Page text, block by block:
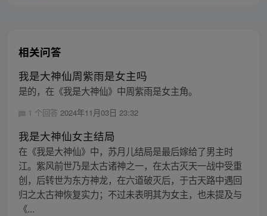
相关问答
我是大神仙周紫雨是女主吗
是的，在《我是大神仙》中周紫雨是女主角。
1 个回答 2024年11月03日 23:32
我是大神仙女主结局
在《我是大神仙》中，苏月儿结局是最后嫁给了男主时
江。紫风前世乃是太古诸神之一，在太古灭天一战中受重
创，后转世为东方神龙，在六道破灭后，于古天路中遇回
归之太古神恢复实力；不过未表明其为女主，也未提及与
《...